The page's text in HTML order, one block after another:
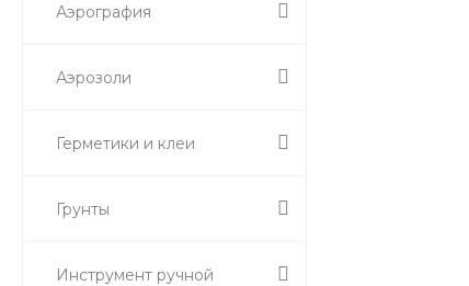
Аэрография
Аэрозоли
Герметики и клеи
Грунты
Инструмент ручной